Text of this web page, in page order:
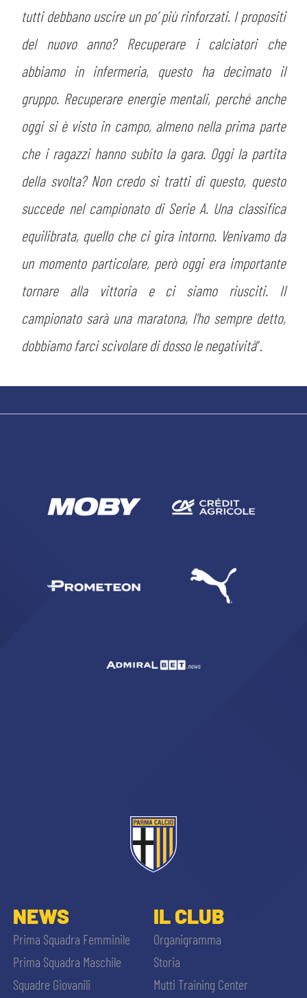
tutti debbano uscire un po’ più rinforzati. I propositi
del nuovo anno? Recuperare i calciatori che
abbiamo in infermeria, questo ha decimato il
gruppo. Recuperare energie mentali, perché anche
oggi si è visto in campo, almeno nella prima parte
che i ragazzi hanno subito la gara. Oggi la partita
della svolta? Non credo si tratti di questo, questo
succede nel campionato di Serie A. Una classifica
equilibrata, quello che ci gira intorno. Venivamo da
un momento particolare, però oggi era importante
tornare alla vittoria e ci siamo riusciti. Il
campionato sarà una maratona, l’ho sempre detto,
dobbiamo farci scivolare di dosso le negatività”.
NEWS
Prima Squadra Femminile
Prima Squadra Maschile
Squadre Giovanili
IL CLUB
Organigramma
Storia
Mutti Training Center
abilitato